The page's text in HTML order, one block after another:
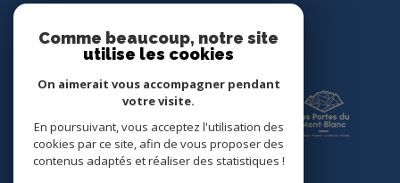
Comme beaucoup, notre site
utilise les cookies
On aimerait vous accompagner pendant
votre visite.
En poursuivant, vous acceptez l'utilisation des
cookies par ce site, afin de vous proposer des
contenus adaptés et réaliser des statistiques !